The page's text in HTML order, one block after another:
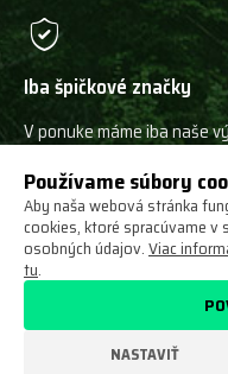
Iba špičkové značky
V ponuke máme iba naše
Ochrana
Odstúpenie od
Používame súbory
Aby naša webová stránka
cookies, ktoré spracúvame v
osobných údajov.Viac
tu.
NASTAVIŤ